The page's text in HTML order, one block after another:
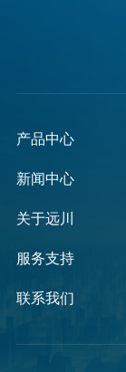
产品中心
新闻中心
关于远川
服务支持
联系我们